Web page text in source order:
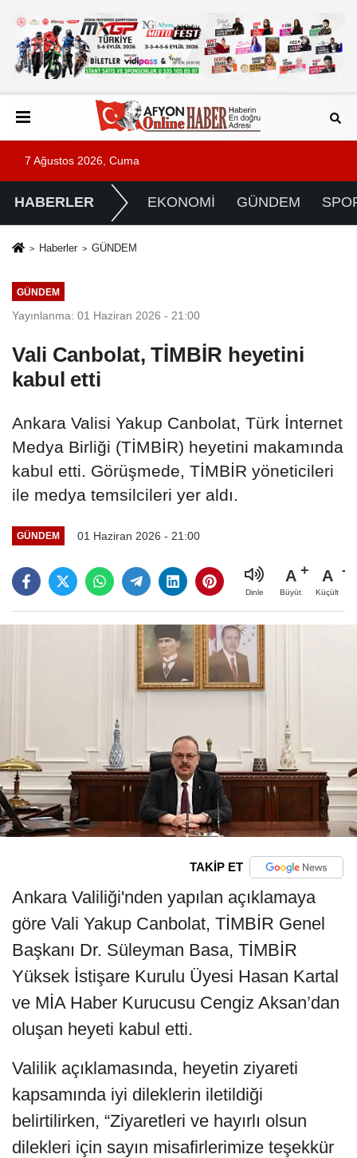
7 Ağustos 2026, Cuma
HABERLER EKONOMİ GÜNDEM
Haberler GÜNDEM
GÜNDEM
Yayınlanma: 01 Haziran 2026 - 21:00
Vali Canbolat, TİMBİR heyetini
kabul etti
Ankara Valisi Yakup Canbolat, Türk İnternet
Medya Birliği (TİMBİR) heyetini makamında
kabul etti. Görüşmede, TİMBİR yöneticileri
ile medya temsilcileri yer aldı.
GÜNDEM 01 Haziran 2026 - 21:00
Dinle
A
Büyüt
A
Küçült
TAKİP ET
Ankara Valiliği'nden yapılan açıklamaya
göre Vali Yakup Canbolat, TİMBİR Genel
Başkanı Dr. Süleyman Basa, TİMBİR
Yüksek İstişare Kurulu Üyesi Hasan Kartal
ve MİA Haber Kurucusu Cengiz Aksan’dan
oluşan heyeti kabul etti.
Valilik açıklamasında, heyetin ziyareti
kapsamında iyi dileklerin iletildiği
belirtilirken, “Ziyaretleri ve hayırlı olsun
dilekleri için sayın misafirlerimize teşekkür